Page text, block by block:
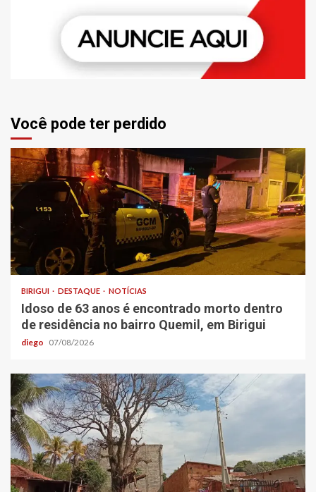
Você pode ter perdido
BIRIGUI DESTAQUE NOTÍCIAS
Idoso de 63 anos é encontrado morto dentro
de residência no bairro Quemil, em Birigui
diego 07/08/2026